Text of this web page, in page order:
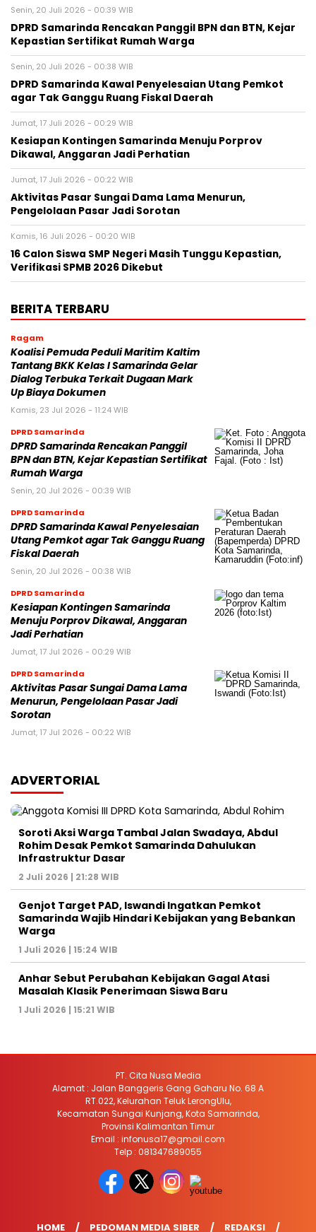
Senin, 20 Juli 2026 - 00:39 WIB
DPRD Samarinda Rencakan Panggil BPN dan BTN, Kejar
Kepastian Sertifikat Rumah Warga
Senin, 20 Juli 2026 - 00:38 WIB
DPRD Samarinda Kawal Penyelesaian Utang Pemkot
agar Tak Ganggu Ruang Fiskal Daerah
Jumat, 17 Juli 2026 - 00:29 WIB
Kesiapan Kontingen Samarinda Menuju Porprov
Dikawal, Anggaran Jadi Perhatian
Jumat, 17 Juli 2026 - 00:22 WIB
Aktivitas Pasar Sungai Dama Lama Menurun,
Pengelolaan Pasar Jadi Sorotan
Kamis, 16 Juli 2026 - 00:20 WIB
16 Calon Siswa SMP Negeri Masih Tunggu Kepastian,
Verifikasi SPMB 2026 Dikebut
BERITA TERBARU
Ragam
Koalisi Pemuda Peduli Maritim Kaltim
Tantang BKK Kelas I Samarinda Gelar
Dialog Terbuka Terkait Dugaan Mark
Up Biaya Dokumen
Kamis, 23 Jul 2026 - 11:24 WIB
DPRD Samarinda
DPRD Samarinda Rencakan Panggil
BPN dan BTN, Kejar Kepastian Sertifikat
Rumah Warga
Senin, 20 Jul 2026 - 00:39 WIB
DPRD Samarinda
DPRD Samarinda Kawal Penyelesaian
Utang Pemkot agar Tak Ganggu Ruang
Fiskal Daerah
Senin, 20 Jul 2026 - 00:38 WIB
DPRD Samarinda
Kesiapan Kontingen Samarinda
Menuju Porprov Dikawal, Anggaran
Jadi Perhatian
Jumat, 17 Jul 2026 - 00:29 WIB
DPRD Samarinda
Aktivitas Pasar Sungai Dama Lama
Menurun, Pengelolaan Pasar Jadi
Sorotan
Jumat, 17 Jul 2026 - 00:22 WIB
ADVERTORIAL
Soroti Aksi Warga Tambal Jalan Swadaya, Abdul
Rohim Desak Pemkot Samarinda Dahulukan
Infrastruktur Dasar
2 Juli 2026 | 21:28 WIB
Genjot Target PAD, Iswandi Ingatkan Pemkot
Samarinda Wajib Hindari Kebijakan yang Bebankan
Warga
1 Juli 2026 | 15:24 WIB
Anhar Sebut Perubahan Kebijakan Gagal Atasi
Masalah Klasik Penerimaan Siswa Baru
1 Juli 2026 | 15:21 WIB
PT. Cita Nusa Media
Alamat : Jalan Banggeris Gang Gaharu No. 68 A
RT.022, Kelurahan Teluk LerongUlu,
Kecamatan Sungai Kunjang, Kota Samarinda,
Provinsi Kalimantan Timur
Email : infonusa17@gmail.com
Telp : 081347689055
HOME PEDOMAN MEDIA SIBER REDAKSI